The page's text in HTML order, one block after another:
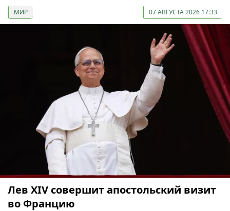
МИР 07 АВГУСТА 2026 17:33
Лев XIV совершит апостольский визит
во Францию